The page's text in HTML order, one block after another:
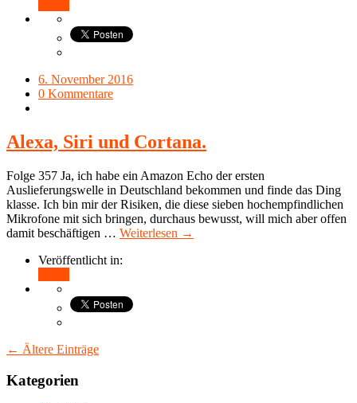
6. November 2016
0 Kommentare
Alexa, Siri und Cortana.
Folge 357 Ja, ich habe ein Amazon Echo der ersten
Auslieferungswelle in Deutschland bekommen und finde das Ding
klasse. Ich bin mir der Risiken, die diese sieben hochempfindlichen
Mikrofone mit sich bringen, durchaus bewusst, will mich aber offen
damit beschäftigen … Weiterlesen →
Veröffentlicht in:
← Ältere Einträge
Kategorien